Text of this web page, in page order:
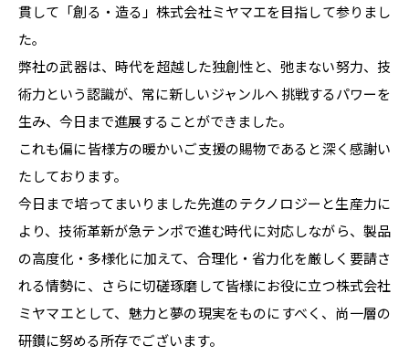
貫して「創る・造る」株式会社ミヤマエを目指して参りまし
た｡
弊社の武器は、時代を超越した独創性と、弛まない努力、技
術力という認識が、常に新しいジャンルへ 挑戦するパワーを
生み、今日まで進展することができました。
これも偏に皆様方の暖かいご支援の賜物であると深く感謝い
たしております。
今日まで培ってまいりました先進のテクノロジーと生産力に
より、技術革新が急テンポで進む時代に対応しながら、製品
の高度化・多様化に加えて、合理化・省力化を厳しく要請さ
れる情勢に、さらに切磋琢磨して皆様にお役に立つ株式会社
ミヤマエとして、魅力と夢の現実をものにすべく、尚一層の
研鑚に努める所存でございます。